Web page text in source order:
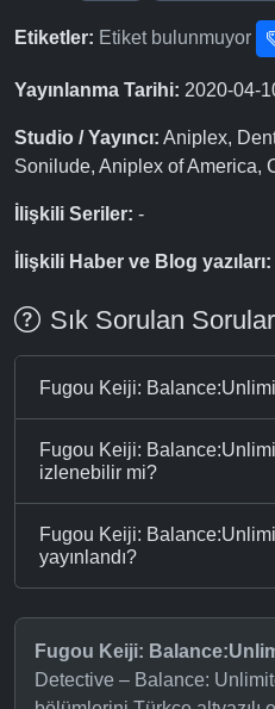
Etiketler: Etiket bulunmuyor
Yayınlanma Tarihi: 2020-04-
Studio / Yayıncı: Aniplex,
Sonilude, Aniplex of America,
İlişkili Seriler: -
İlişkili Haber ve Blog yazıları:
Sık Sorulan Sorular
Fugou Keiji:
Fugou Keiji:
izlenebilir mi?
Fugou Keiji:
yayınlandı?
Fugou Keiji:
Detective – Balance: